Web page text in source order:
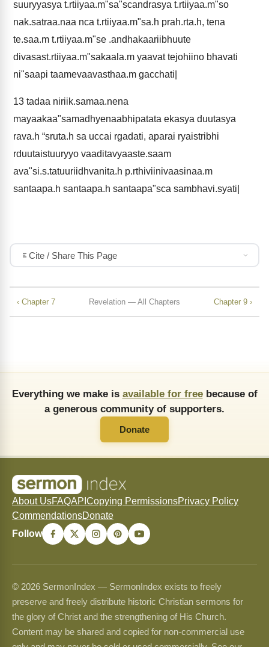
suuryyasya t.rtiiyaa.m"sa"scandrasya t.rtiiyaa.m"so
nak.satraa.naa nca t.rtiiyaa.m"sa.h prah.rta.h, tena
te.saa.m t.rtiiyaa.m"se .andhakaariibhuute
divasast.rtiiyaa.m"sakaala.m yaavat tejohiino bhavati
ni"saapi taamevaavasthaa.m gacchati|
13 tadaa niriik.samaa.nena
mayaakaa"samadhyenaabhipatata ekasya duutasya
rava.h “sruta.h sa uccai rgadati, aparai ryaistribhi
rduutaistuuryyo vaaditavyaaste.saam
ava"si.s.tatuuriidhvanita.h p.rthiviinivaasinaa.m
santaapa.h santaapa.h santaapa"sca sambhavi.syati|
Cite / Share This Page
‹ Chapter 7 Revelation — All Chapters Chapter 9 ›
Everything we make is available for freebecause of
a generous community of supporters.
Donate
About UsFAQAPI Copying PermissionsPrivacy Policy
CommendationsDonate
Follow
© 2026 SermonIndex — SermonIndex exists to freely
preserve and freely distribute historic Christian sermons for
the glory of Christ and the strengthening of His Church.
Content may be shared and copied for non-commercial use